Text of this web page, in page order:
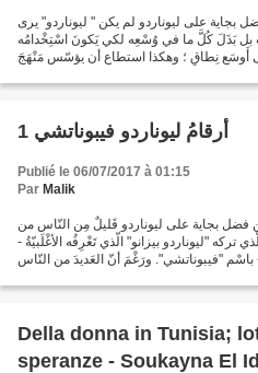
بجاية على ليوناردو لم يكن " ليوناردو" يرى
بل بَذَلَ كُلَّ ما في وُسْعِه لكي يَكونَ اسْتِخْدامُه
أرقامُ ليوناردو فيبوناتشي 1
Publié le 06/07/2017 à 01:15
Par Malik
فضل بجاية على ليوناردو قَليلٌ مِن النّاس من
تركه "ليوناردو بيزانو" الّذي تَعْرِفُه الأغْلَبيّةُ -
Della donna in Tunisia;
speranze - Soukayna